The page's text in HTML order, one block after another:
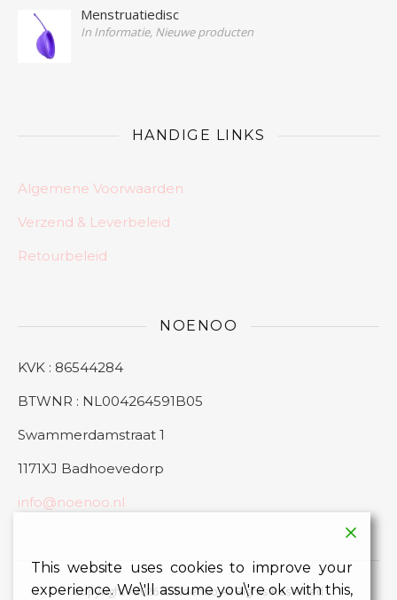
Menstruatiedisc
In Informatie, Nieuwe producten
HANDIGE LINKS
Algemene Voorwaarden
Verzend & Leverbeleid
Retourbeleid
NOENOO
KVK : 86544284
BTWNR : NL004264591B05
Swammerdamstraat 1
1171XJ Badhoevedorp
info@noenoo.nl
Copyright - 2026 © Noenoo All Rights Reserved
This website uses cookies to improve your
experience. We\'ll assume you\'re ok with this,